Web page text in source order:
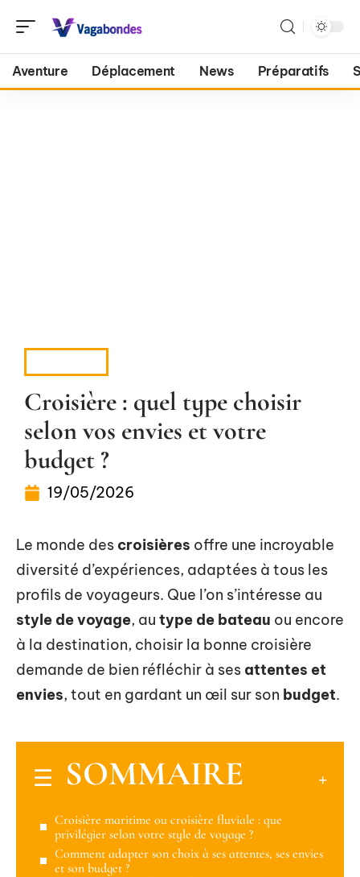
Aventure Déplacement News Préparatifs
Croisière : quel type choisir
selon vos envies et votre
budget ?
19/05/2026
Le monde des croisières offre une incroyable
diversité d’expériences, adaptées à tous les
profils de voyageurs. Que l’on s’intéresse au
style de voyage, au type de bateau ou encore
à la destination, choisir la bonne croisière
demande de bien réfléchir à ses attentes et
envies, tout en gardant un œil sur son budget.
SOMMAIRE
Croisière maritime ou croisière fluviale : que
privilégier selon votre style de voyage ?
Comment adapter son choix à ses attentes, ses envies
et son budget ?